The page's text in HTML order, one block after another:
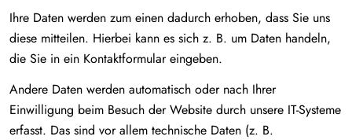
Ihre Daten werden zum einen dadurch erhoben, dass Sie uns
diese mitteilen. Hierbei kann es sich z. B. um Daten handeln,
die Sie in ein Kontaktformular eingeben.
Andere Daten werden automatisch oder nach Ihrer
Einwilligung beim Besuch der Website durch unsere IT-Systeme
erfasst. Das sind vor allem technische Daten (z. B.